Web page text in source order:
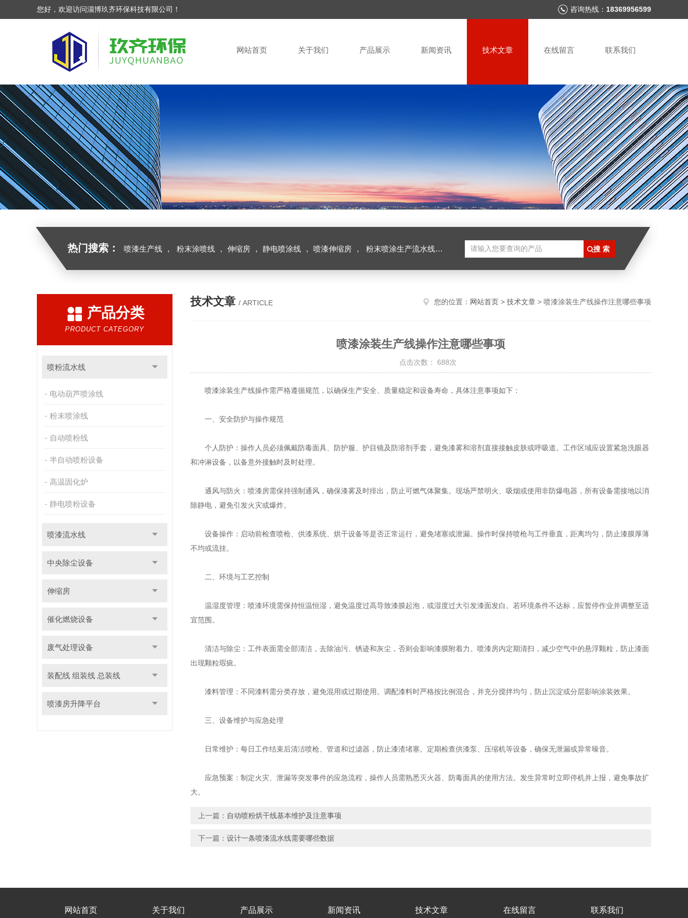
您好，欢迎访问淄博玖齐环保科技有限公司！ 咨询热线： 18369956599
网站首页 关于我们 产品展示 新闻资讯 技术文章 在线留言 联系我们
热门搜索： 喷漆生产线 , 粉末涂喷线 , 伸缩房 , 静电喷涂线 , 喷漆伸缩房 , 粉末喷涂生产流水线 , 积放式喷涂生产线
产品分类
PRODUCT CATEGORY
喷粉流水线
电动葫芦喷涂线
粉末喷涂线
自动喷粉线
半自动喷粉设备
高温固化炉
静电喷粉设备
喷漆流水线
中央除尘设备
伸缩房
催化燃烧设备
废气处理设备
装配线 组装线 总装线
喷漆房升降平台
技术文章 / ARTICLE 您的位置： 网站首页 > 技术文章 > 喷漆涂装生产线操作注意哪些事项
喷漆涂装生产线操作注意哪些事项
点击次数： 688次
喷漆涂装生产线操作需严格遵循规范，以确保生产安全、质量稳定和设备寿命，具体注意事项如下：
一、安全防护与操作规范
个人防护：操作人员必须佩戴防毒面具、防护服、护目镜及防溶剂手套，避免漆雾和溶剂直接接触皮肤或呼吸道。工作区域应设置紧急洗眼器
和冲淋设备，以备意外接触时及时处理。
通风与防火：喷漆房需保持强制通风，确保漆雾及时排出，防止可燃气体聚集。现场严禁明火、吸烟或使用非防爆电器，所有设备需接地以消
除静电，避免引发火灾或爆炸。
设备操作：启动前检查喷枪、供漆系统、烘干设备等是否正常运行，避免堵塞或泄漏。操作时保持喷枪与工件垂直，距离均匀，防止漆膜厚薄
不均或流挂。
二、环境与工艺控制
温湿度管理：喷漆环境需保持恒温恒湿，避免温度过高导致漆膜起泡，或湿度过大引发漆面发白。若环境条件不达标，应暂停作业并调整至适
宜范围。
清洁与除尘：工件表面需全部清洁，去除油污、锈迹和灰尘，否则会影响漆膜附着力。喷漆房内定期清扫，减少空气中的悬浮颗粒，防止漆面
出现颗粒瑕疵。
漆料管理：不同漆料需分类存放，避免混用或过期使用。调配漆料时严格按比例混合，并充分搅拌均匀，防止沉淀或分层影响涂装效果。
三、设备维护与应急处理
日常维护：每日工作结束后清洁喷枪、管道和过滤器，防止漆渣堵塞。定期检查供漆泵、压缩机等设备，确保无泄漏或异常噪音。
应急预案：制定火灾、泄漏等突发事件的应急流程，操作人员需熟悉灭火器、防毒面具的使用方法。发生异常时立即停机并上报，避免事故扩
大。
上一篇： 自动喷粉烘干线基本维护及注意事项
下一篇： 设计一条喷漆流水线需要哪些数据
网站首页 关于我们 产品展示 新闻资讯 技术文章 在线留言 联系我们